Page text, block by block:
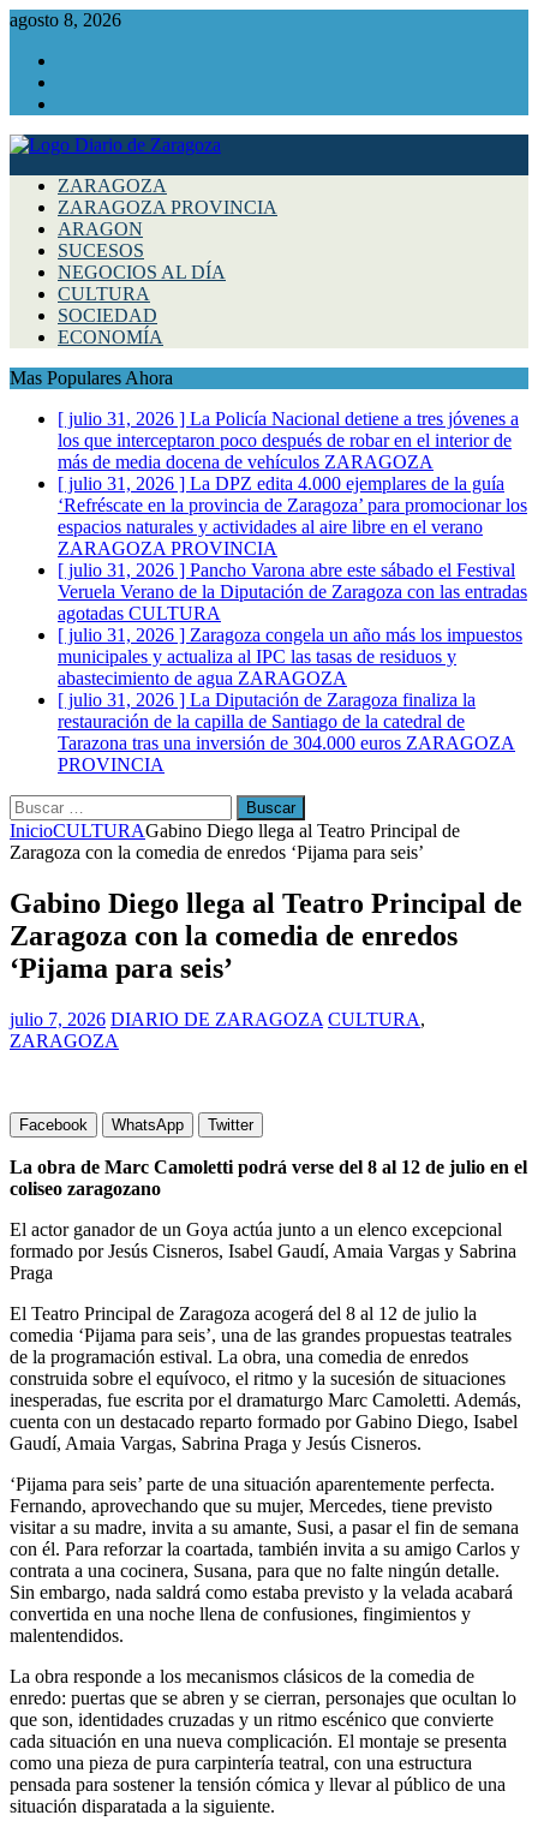
agosto 8, 2026
ZARAGOZA
ZARAGOZA PROVINCIA
ARAGON
SUCESOS
NEGOCIOS AL DÍA
CULTURA
SOCIEDAD
ECONOMÍA
Mas Populares Ahora
[ julio 31, 2026 ] La Policía Nacional detiene a tres jóvenes a
los que interceptaron poco después de robar en el interior de
más de media docena de vehículos ZARAGOZA
[ julio 31, 2026 ] La DPZ edita 4.000 ejemplares de la guía
‘Refréscate en la provincia de Zaragoza’ para promocionar los
espacios naturales y actividades al aire libre en el verano
ZARAGOZA PROVINCIA
[ julio 31, 2026 ] Pancho Varona abre este sábado el Festival
Veruela Verano de la Diputación de Zaragoza con las entradas
agotadas CULTURA
[ julio 31, 2026 ] Zaragoza congela un año más los impuestos
municipales y actualiza al IPC las tasas de residuos y
abastecimiento de agua ZARAGOZA
[ julio 31, 2026 ] La Diputación de Zaragoza finaliza la
restauración de la capilla de Santiago de la catedral de
Tarazona tras una inversión de 304.000 euros ZARAGOZA
PROVINCIA
Buscar:
InicioCULTURAGabino Diego llega al Teatro Principal de
Zaragoza con la comedia de enredos ‘Pijama para seis’
Gabino Diego llega al Teatro Principal de
Zaragoza con la comedia de enredos
‘Pijama para seis’
julio 7, 2026 DIARIO DE ZARAGOZA CULTURA,
ZARAGOZA
Facebook WhatsApp Twitter
La obra de Marc Camoletti podrá verse del 8 al 12 de julio en el
coliseo zaragozano
El actor ganador de un Goya actúa junto a un elenco excepcional
formado por Jesús Cisneros, Isabel Gaudí, Amaia Vargas y Sabrina
Praga
El Teatro Principal de Zaragoza acogerá del 8 al 12 de julio la
comedia ‘Pijama para seis’, una de las grandes propuestas teatrales
de la programación estival. La obra, una comedia de enredos
construida sobre el equívoco, el ritmo y la sucesión de situaciones
inesperadas, fue escrita por el dramaturgo Marc Camoletti. Además,
cuenta con un destacado reparto formado por Gabino Diego, Isabel
Gaudí, Amaia Vargas, Sabrina Praga y Jesús Cisneros.
‘Pijama para seis’ parte de una situación aparentemente perfecta.
Fernando, aprovechando que su mujer, Mercedes, tiene previsto
visitar a su madre, invita a su amante, Susi, a pasar el fin de semana
con él. Para reforzar la coartada, también invita a su amigo Carlos y
contrata a una cocinera, Susana, para que no falte ningún detalle.
Sin embargo, nada saldrá como estaba previsto y la velada acabará
convertida en una noche llena de confusiones, fingimientos y
malentendidos.
La obra responde a los mecanismos clásicos de la comedia de
enredo: puertas que se abren y se cierran, personajes que ocultan lo
que son, identidades cruzadas y un ritmo escénico que convierte
cada situación en una nueva complicación. El montaje se presenta
como una pieza de pura carpintería teatral, con una estructura
pensada para sostener la tensión cómica y llevar al público de una
situación disparatada a la siguiente.